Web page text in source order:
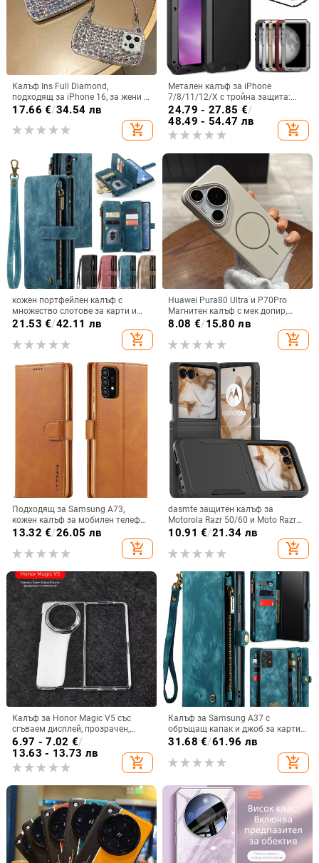
Калъф Ins Full Diamond,
подходящ за iPhone 16, за жени с
14-инчова личност, огледална
рамка с 13 големи отвора и
електролитно покритие, с
диаманти Ins Full Diamond.
17.66 €/34.54 лв
add_shopping_cart
Метален калъф за iPhone
7/8/11/12/X с тройна защита:
удароустойчив, прахоустойчив и
запечатан
24.79 - 27.85 €/
48.49 - 54.47 лв
add_shopping_cart
кожен портфейлен калъф с
множество слотове за карти и
цип за iPhone 11–17 Pro Max, XR,
21.53 €/42.11 лв
add_shopping_cart
Huawei Pura80 Ultra и P70Pro
Магнитен калъф с мек допир,
ултра тънък PC корпус,
8.08 €/15.80 лв
add_shopping_cart
Подходящ за Samsung A73,
кожен калъф за мобилен телефон
A36/A16, калъф за мобилен
телефон A26/A56, флип калъф,
защитен калъф, невидима скоба.
13.32 €/26.05 лв
add_shopping_cart
dasmte защитен калъф за
Motorola Razr 50/60 и Moto Razr
2024 с сгъваем дисплей
10.91 €/21.34 лв
add_shopping_cart
Калъф за Honor Magic V5 със
сгъваем дисплей, прозрачен,
лъскав, PC материал
6.97 - 7.02 €/
13.63 - 13.73 лв
add_shopping_cart
Калъф за Samsung A37 с
обръщащ капак и джоб за карти,
защита от падане, A16 джоб за
магнитно затваряне
31.68 €/61.96 лв
add_shopping_cart